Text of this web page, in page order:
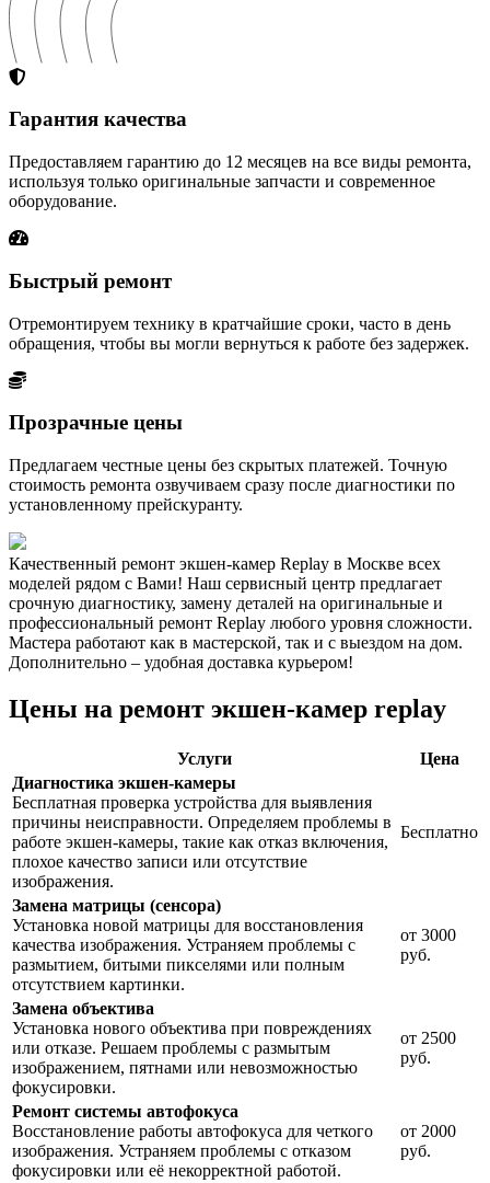
Гарантия качества
Предоставляем гарантию до 12 месяцев на все виды ремонта,
используя только оригинальные запчасти и современное
оборудование.
Быстрый ремонт
Отремонтируем технику в кратчайшие сроки, часто в день
обращения, чтобы вы могли вернуться к работе без задержек.
Прозрачные цены
Предлагаем честные цены без скрытых платежей. Точную
стоимость ремонта озвучиваем сразу после диагностики по
установленному прейскуранту.
Качественный ремонт экшен-камер Replay в Москве всех
моделей рядом с Вами! Наш сервисный центр предлагает
срочную диагностику, замену деталей на оригинальные и
профессиональный ремонт Replay любого уровня сложности.
Мастера работают как в мастерской, так и с выездом на дом.
Дополнительно – удобная доставка курьером!
Цены на ремонт экшен-камер replay
Услуги
Цена
Диагностика экшен-камеры
Бесплатная проверка устройства для выявления
причины неисправности. Определяем проблемы в
работе экшен-камеры, такие как отказ включения,
плохое качество записи или отсутствие
изображения.
Бесплатно
Замена матрицы (сенсора)
Установка новой матрицы для восстановления
качества изображения. Устраняем проблемы с
размытием, битыми пикселями или полным
отсутствием картинки.
от 3000
руб.
Замена объектива
Установка нового объектива при повреждениях
или отказе. Решаем проблемы с размытым
изображением, пятнами или невозможностью
фокусировки.
от 2500
руб.
Ремонт системы автофокуса
Восстановление работы автофокуса для четкого
изображения. Устраняем проблемы с отказом
фокусировки или её некорректной работой.
от 2000
руб.